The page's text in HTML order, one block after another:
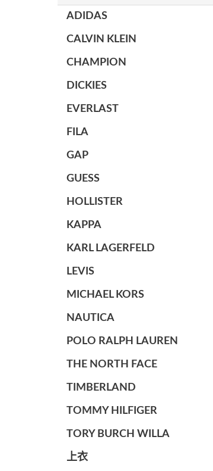
ADIDAS
CALVIN KLEIN
CHAMPION
DICKIES
EVERLAST
FILA
GAP
GUESS
HOLLISTER
KAPPA
KARL LAGERFELD
LEVIS
MICHAEL KORS
NAUTICA
POLO RALPH LAUREN
THE NORTH FACE
TIMBERLAND
TOMMY HILFIGER
TORY BURCH WILLA
上衣